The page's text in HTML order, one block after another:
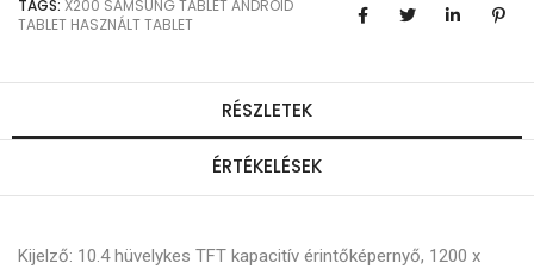
TAGS: X200 SAMSUNG TABLETANDROID
TABLET HASZNÁLT TABLET
RÉSZLETEK
ÉRTÉKELÉSEK
Kijelző: 10.4 hüvelykes TFT kapacitív érintőképernyő, 1200 x